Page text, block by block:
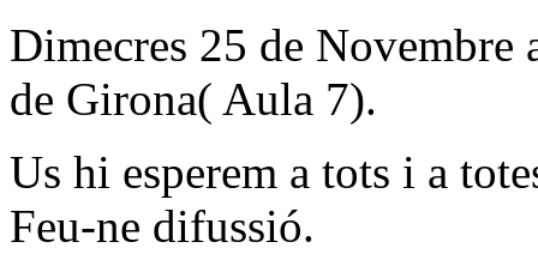
Dimecres 25 de Novembre
de Girona( Aula 7).
Us hi esperem a tots i a
Feu-ne difussió.